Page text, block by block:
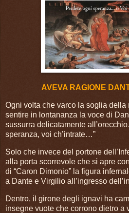
AVEVA RAGIONE
Ogni volta che varco la soglia della
sentire in lontananza la voce di
sussurra delicatamente
speranza, voi ch’intrate…”
Solo che invece del portone
alla porta scorrevole che si apre
di “Caron Dimonio” la figura
a Dante e Virgilio all’ingresso
Dentro, il girone degli ignavi ha
insegne vuote che corrono dietro a